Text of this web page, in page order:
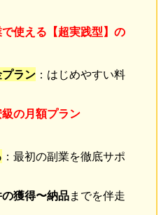
使える【超実践型】の
ラン ：はじめやすい料
の月額プラン
：最初の副業を徹底サポ
獲得〜納品までを伴走